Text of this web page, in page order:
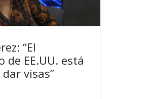
“El
de EE.UU. está
visas”